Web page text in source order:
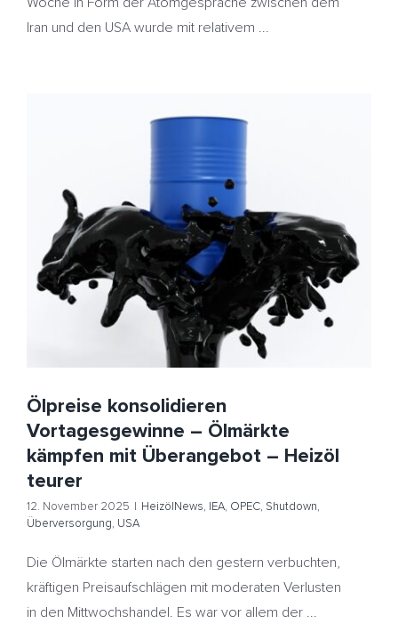
Iran und den USA wurde mit relativem ...
Ölpreise konsolidieren Vortagesgewinne – Ölmärkte
kämpfen mit Überangebot – Heizöl teurer
HeizölNews IEA OPEC Shutdown
Überversorgung
USA
Ölpreise konsolidieren
Vortagesgewinne – Ölmärkte
kämpfen mit Überangebot – Heizöl
teurer
12. November 2025 | HeizölNews, IEA, OPEC, Shutdown,
Überversorgung, USA
Die Ölmärkte starten nach den gestern verbuchten,
kräftigen Preisaufschlägen mit moderaten Verlusten
in den Mittwochshandel. Es war vor allem der ...